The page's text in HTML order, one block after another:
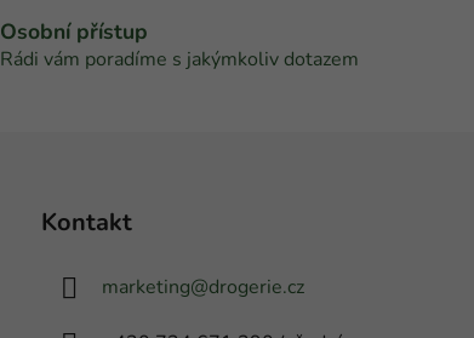
Osobní přístup
Rádi vám poradíme s jakýmkoliv dotazem
Kontakt
marketing@drogerie.cz